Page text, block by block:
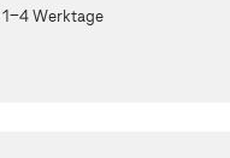
1-4 Werktage